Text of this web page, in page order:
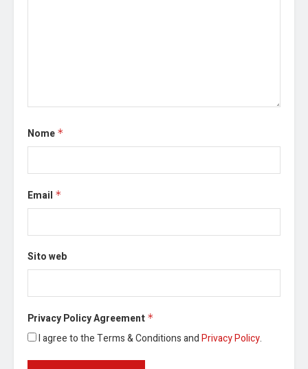
Nome *
Email *
Sito web
Privacy Policy Agreement *
I agree to the Terms & Conditions andPrivacy Policy.